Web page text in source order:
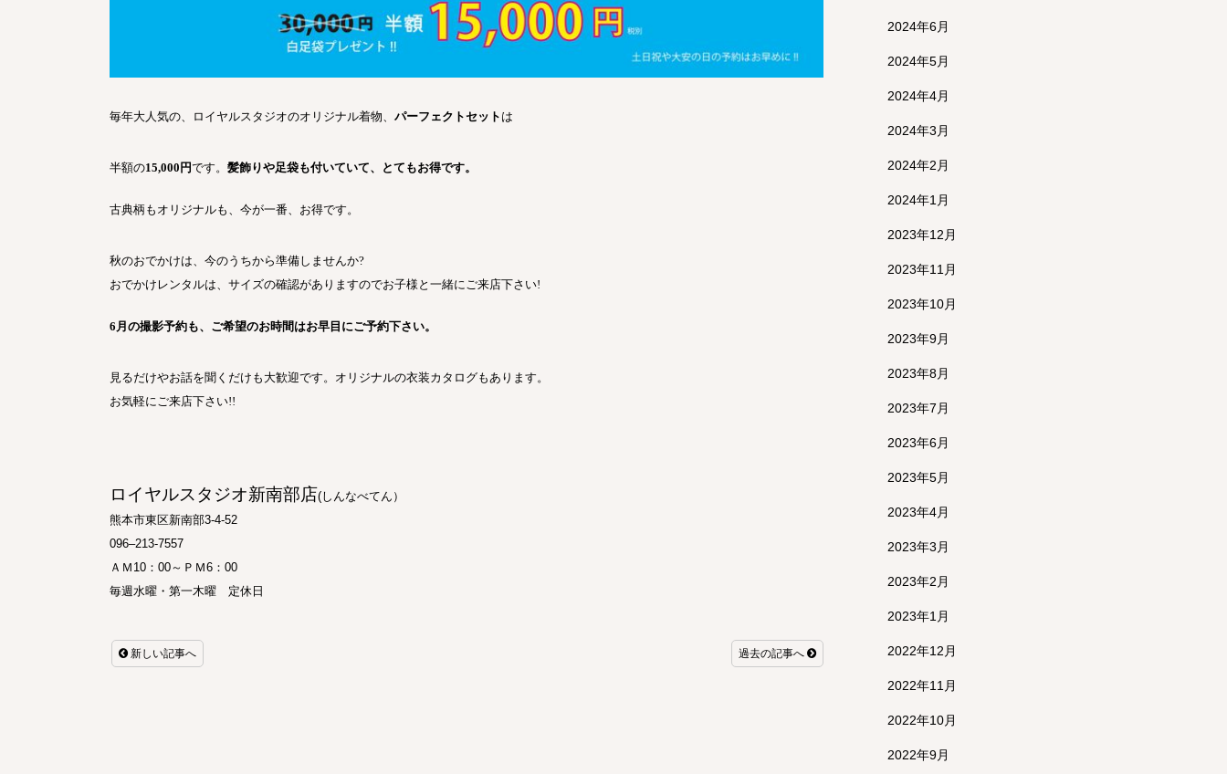
毎年大人気の、ロイヤルスタジオのオリジナル着物、 パーフェクトセット は
半額の15,000 円です。 髪飾りや足袋も付いていて、とてもお得です。
古典柄もオリジナルも、今が一番、お得です。
秋のおでかけは、今のうちから準備しませんか?
おでかけレンタルは、サイズの確認がありますのでお子様と一緒にご来店下さい!
6月の撮影予約も、ご希望のお時間はお早目にご予約下さい。
見るだけやお話を聞くだけも大歓迎です。オリジナルの衣装カタログもあります。
お気軽にご来店下さい!!
ロイヤルスタジオ新南部店(しんなべてん）
熊本市東区新南部3-4-52
096–213-7557
ＡＭ 10 ： 00～ＰＭ6 ： 00
毎週水曜・第一木曜 定休日
新しい記事へ 過去の記事へ
2024年6月
2024年5月
2024年4月
2024年3月
2024年2月
2024年1月
2023年12月
2023年11月
2023年10月
2023年9月
2023年8月
2023年7月
2023年6月
2023年5月
2023年4月
2023年3月
2023年2月
2023年1月
2022年12月
2022年11月
2022年10月
2022年9月